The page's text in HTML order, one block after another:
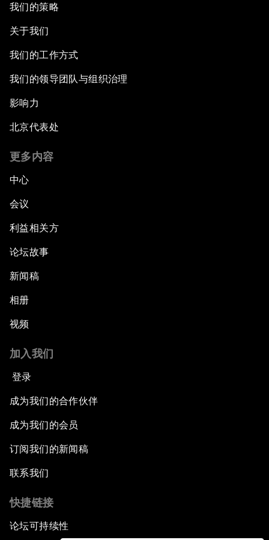
我们的策略
关于我们
我们的工作方式
我们的领导团队与组织治理
影响力
北京代表处
更多内容
中心
会议
利益相关方
论坛故事
新闻稿
相册
视频
加入我们
登录
成为我们的合作伙伴
成为我们的会员
订阅我们的新闻稿
联系我们
快捷链接
论坛可持续性